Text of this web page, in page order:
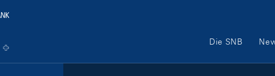
Hauptnavigation
Die SNB